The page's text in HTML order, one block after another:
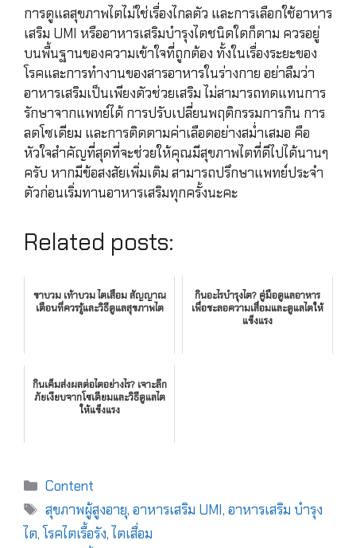
การดูแลสุขภาพไตไม่ใช่เรื่องไกลตัว และการเลือกใช้อาหาร
เสริม UMI หรืออาหารเสริมบำรุงไตชนิดใดก็ตาม ควรอยู่
บนพื้นฐานของความเข้าใจที่ถูกต้อง ทั้งในเรื่องระยะของ
โรคและการทำงานของสารอาหารในร่างกาย อย่าลืมว่า
อาหารเสริมเป็นเพียงตัวช่วยเสริม ไม่สามารถทดแทนการ
รักษาจากแพทย์ได้ การปรับเปลี่ยนพฤติกรรมการกิน การ
ลดโซเดียม และการติดตามค่าเลือดอย่างสม่ำเสมอ คือ
หัวใจสำคัญที่สุดที่จะช่วยให้คุณมีสุขภาพไตที่ดีไปได้นานๆ
ครับ หากมีข้อสงสัยเพิ่มเติม สามารถปรึกษาแพทย์ประจำ
ตัวก่อนเริ่มทานอาหารเสริมทุกครั้งนะคะ
Related posts:
ขาบวม เท้าบวม ไตเสื่อม สัญญาณ
เตือนที่ควรรู้และวิธีดูแลสุขภาพไต
กินอะไรบำรุงไต? คู่มือดูแลอาหาร
เพื่อชะลอความเสื่อมและดูแลไตให้
แข็งแรง
กินเค็มส่งผลต่อไตอย่างไร? เจาะลึก
ภัยเงียบจากโซเดียมและวิธีดูแลไต
ให้แข็งแรง
Content
สุขภาพผู้สูงอายุ,อาหารเสริม UMI,อาหารเสริม บำรุง
ไต,โรคไตเรื้อรัง, ไตเสื่อม